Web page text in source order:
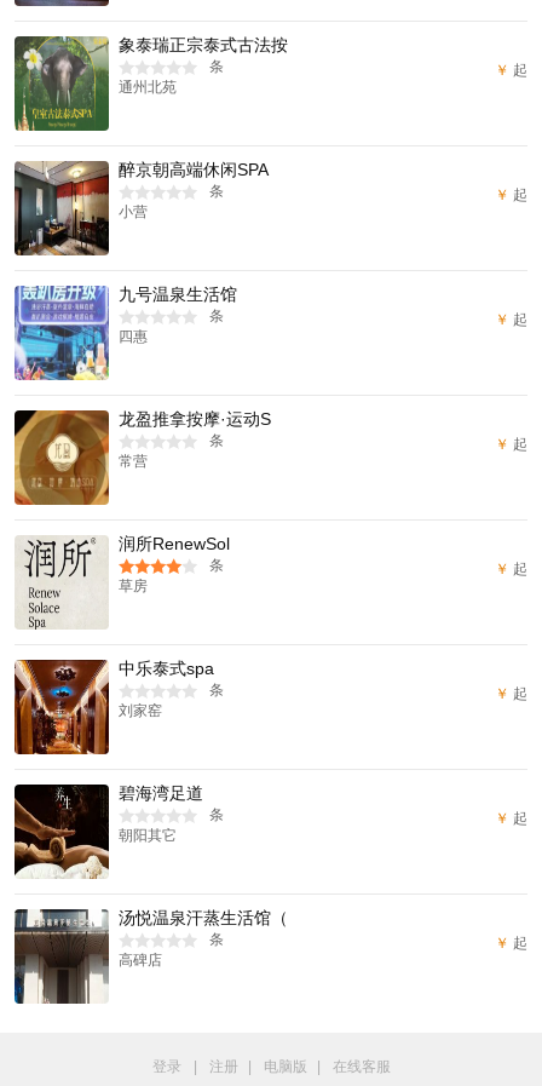
象泰瑞正宗泰式古法按
条
通州北苑
￥ 起
醉京朝高端休闲SPA
条
小营
￥ 起
九号温泉生活馆
条
四惠
￥ 起
龙盈推拿按摩·运动S
条
常营
￥ 起
润所RenewSol
条
草房
￥ 起
中乐泰式spa
条
刘家窑
￥ 起
碧海湾足道
条
朝阳其它
￥ 起
汤悦温泉汗蒸生活馆（
条
高碑店
￥ 起
登录 注册 电脑版 在线客服